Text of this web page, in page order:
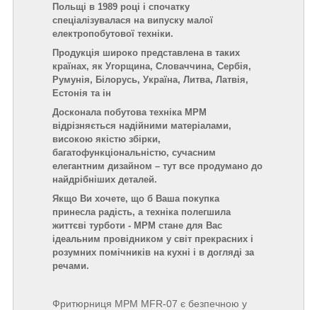
Польщі в 1989 році і спочатку
спеціалізувалася на випуску малої
електропобутової техніки.
Продукція широко представлена в таких
країнах, як Угорщина, Словаччина, Сербія,
Румунія, Білорусь, Україна, Литва, Латвія,
Естонія та ін
Досконала побутова техніка MPM
відрізняється надійними матеріалами,
високою якістю збірки,
багатофункціональністю, сучасним
елегантним дизайном – тут все продумано до
найдрібніших деталей.
Якщо Ви хочете, що б Ваша покупка
принесла радість, а техніка полегшила
життєві турботи - MPM стане для Вас
ідеальним провідником у світ прекрасних і
розумних помічників на кухні і в догляді за
речами.
Фритюрниця МРМ MFR-07 є безпечною у